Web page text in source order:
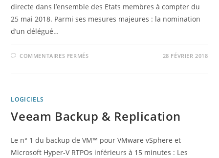
directe dans l’ensemble des Etats membres à compter du
25 mai 2018. Parmi ses mesures majeures : la nomination
d’un délégué…
COMMENTAIRES FERMÉS 28 FÉVRIER 2018
LOGICIELS
Veeam Backup & Replication
Le n° 1 du backup de VM™ pour VMware vSphere et
Microsoft Hyper-V RTPOs inférieurs à 15 minutes : Les